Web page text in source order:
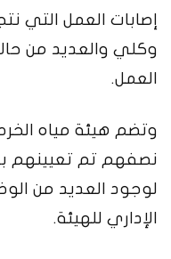
إصابات العمل التي
وكلي والعديد من
العمل.
نصفهم تم تعيينهم
لوجود العديد من
الإداري للهيئة.